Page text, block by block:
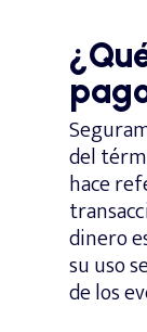
del
hace
dinero
su uso
de los